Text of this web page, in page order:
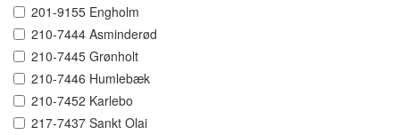
201-9155 Engholm
210-7444 Asminderød
210-7445 Grønholt
210-7446 Humlebæk
210-7452 Karlebo
217-7437 Sankt Olai